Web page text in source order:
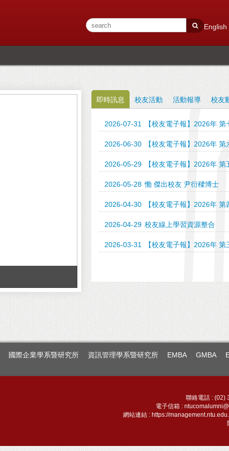
English
即時訊息 校友活動 活動報導 校友
2026-07-31 【校友電子報】2026年 第
2026-06-30 【校友電子報】2026年 第
2026-05-29 【校友電子報】2026年 第
2026-05-28 慟 傑出校友 尹衍樑博士
2026-04-30 【校友電子報】2026年 第
2026-04-29 校友線上學習資源整合
2026-03-31 【校友電子報】2026年 第
國際企業學系暨研究所 資訊管理學系暨研究所 EMBA GMBA
聯絡電話 : (02)
電子信箱 :
網站連結 : https://